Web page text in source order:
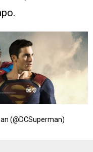
(@DCSuperman)